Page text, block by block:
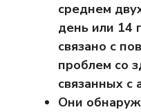
среднем
день или 14
связано с
проблем со
связанных с
Они